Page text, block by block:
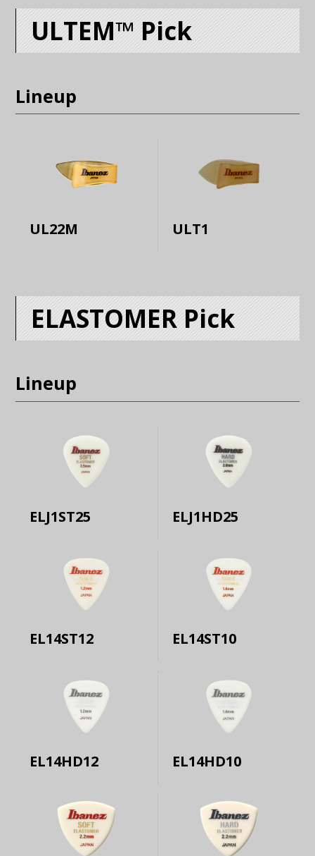
ULTEM™ Pick
Lineup
UL22M ULT1
ELASTOMER Pick
Lineup
ELJ1ST25 ELJ1HD25
EL14ST12 EL14ST10
EL14HD12 EL14HD10